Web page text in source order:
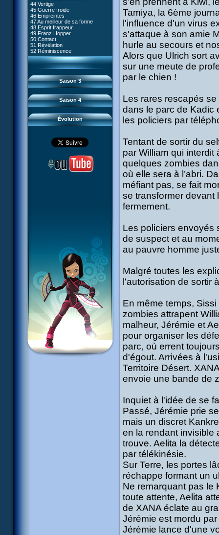
44 Vertige
45 Guerre froide
46 Empreintes
47 Au meilleur de sa forme
48 Esprit frappeur
49 Franz Hopper
50 Contact
51 Révélation
52 Réminiscence
Saison 3
54 Lyoko moins un
55 Raz de marée
56 Fausse piste
57 Aelita
58 Le prétendant
59 Le secret
60 Tarentule au plafond
61 Sabotage
62 Désincarnation
63 Triple sot
64 Surmenage
65 Dernier round
Saison 4
81 Oeil pour oeil
82 Mémoire blanche
83 Superstition
84 Missile guidé
85 La belle de Kadic
86 Kiwi superstar
87 Planète bleue
88 Cousins ennemis
89 Il est sensé d'être insensé
90 Médusée
91 Mauvaises ondes
93 Retour
94 Contre-attaque
95 Souvenirs
Évolution
#09 - Comment tromper XANA
#10 - Le réveil du guerrier
#11 - Rendez-vous
#12 - Chaos à Kadic
#13 - Vendredi 13
#14 - Intrusion
#15 - Les sans-codes
#16 - Confusion
#17 - Un avenir professionnel
assuré
#18 - Obstination
#19 - Le piège
#21 - Faux-semblants
#22 - Mutinerie
#24 - Paradoxe temporel
#25 - Hécatombe
#26 - Ultime mission
Tamiya, la 6ème
l'influence d'un virus
s'attaque à son amie
hurle au secours et
Alors que Ulrich sort
sur une meute de
par le chien !
Les rares rescapés
dans le parc de Kadic
les policiers par
Tentant de sortir du
par William qui interdit
quelques zombies
où elle sera à l’abri.
méfiant pas, se fait
se transformer devant
fermement.
Les policiers envoyés
de suspect et au
au pauvre homme
Malgré toutes les
l'autorisation de sortir
En même temps,
zombies attrapent
malheur, Jérémie et
pour organiser les
parc, où errent
d'égout. Arrivées à
Territoire Désert.
envoie une bande de
Inquiet à l'idée de se
Passé, Jérémie prie
mais un discret
en la rendant invisible
trouve. Aelita la
par télékinésie.
Sur Terre, les portes
réchappe formant un
Ne remarquant pas le
toute attente, Aelita
de XANA éclate au
Jérémie est mordu
Jérémie lance d'une